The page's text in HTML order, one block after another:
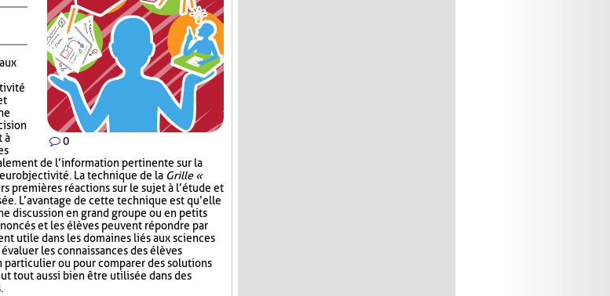
0
à
de l’information pertinente sur la
objectivité. La technique de la Grille «
premières réactions sur le sujet à l’étude et
L’avantage de cette technique est qu’elle
discussion en grand groupe ou en petits
et les élèves peuvent répondre par
utile dans les domaines liés aux sciences
les connaissances des élèves
ou pour comparer des solutions
tout aussi bien être utilisée dans des